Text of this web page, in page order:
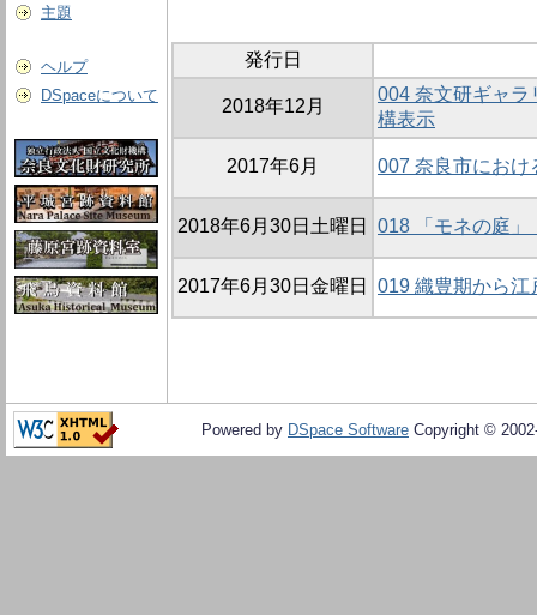
主題
ヘルプ
DSpaceについて
発行日
2018年12月
004 奈文研ギャラ
構表示
2017年6月 007 奈良市におけ
2018年6月30日土曜日 018 「モネの庭
2017年6月30日金曜日 019 織豊期から江
Powered by DSpace Software Copyright ©